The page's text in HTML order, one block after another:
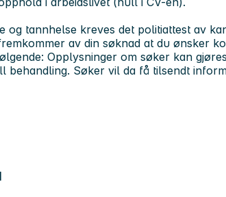
og tannhelse kreves det politiattest av
av din søknad at du ønsker
Opplysninger om søker kan
behandling. Søker vil da få tilsendt